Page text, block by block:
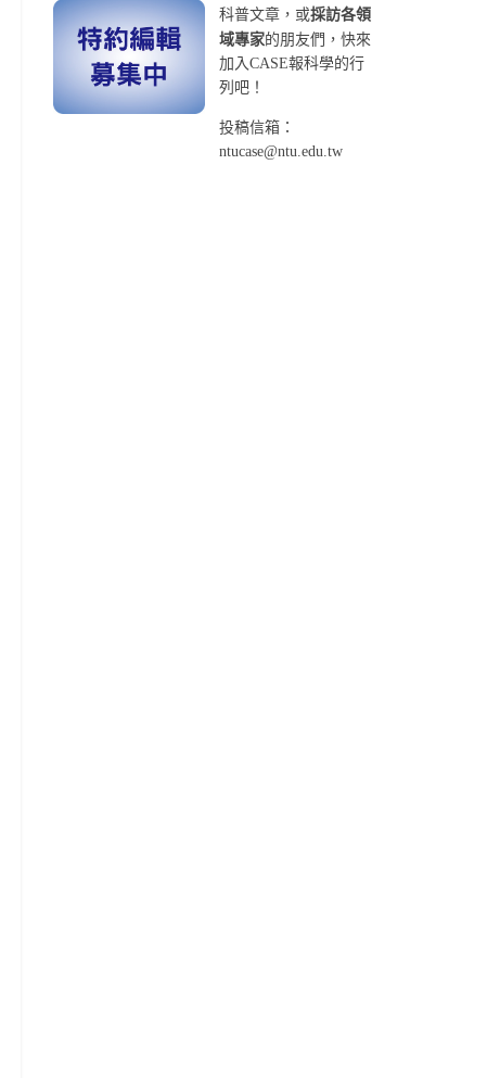
科普文章，或採訪各領
域專家的朋友們，快來
加入CASE報科學的行
列吧！
投稿信箱：
ntucase@ntu.edu.tw